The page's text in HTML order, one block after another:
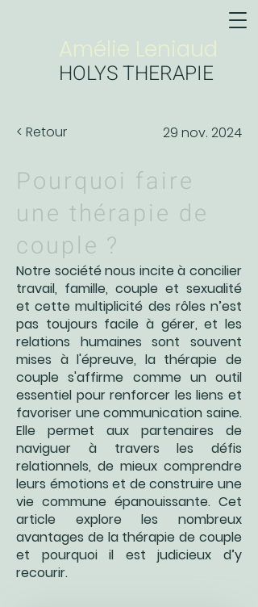
HOLYS THERAPIE
< Retour 29 nov. 2024
Pourquoi faire
une thérapie de
couple ?
Notre société nous incite à concilier
travail, famille, couple et sexualité
et cette multiplicité des rôles n’est
pas toujours facile à gérer, et les
relations humaines sont souvent
mises à l'épreuve, la thérapie de
couple s'affirme comme un outil
essentiel pour renforcer les liens et
favoriser une communication saine.
Elle permet aux partenaires de
naviguer à travers les défis
relationnels, de mieux comprendre
leurs émotions et de construire une
vie commune épanouissante. Cet
article explore les nombreux
avantages de la thérapie de couple
et pourquoi il est judicieux d’y
recourir.